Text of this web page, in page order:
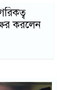
করলেন